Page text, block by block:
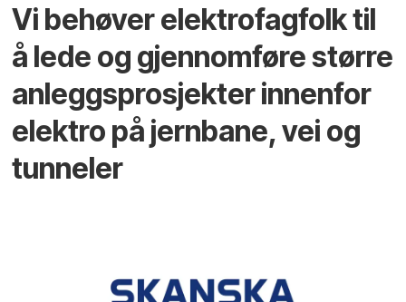
Vi behøver elektrofagfolk til
å lede og gjennomføre større
anleggsprosjekter innenfor
elektro på jernbane, vei og
tunneler